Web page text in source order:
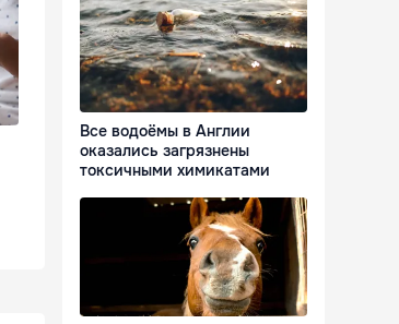
Все водоёмы в Англии
оказались загрязнены
токсичными химикатами